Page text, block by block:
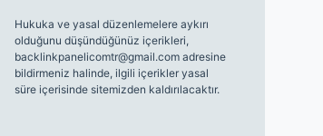
Hukuka ve yasal düzenlemelere aykırı
olduğunu düşündüğünüz içerikleri,
backlinkpanelicomtr@gmail.comadresine
bildirmeniz halinde, ilgili içerikler yasal
süre içerisinde sitemizden kaldırılacaktır.